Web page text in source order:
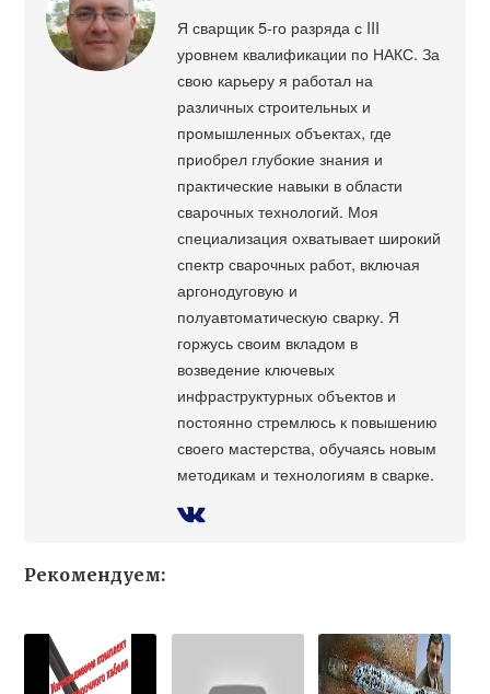
Я сварщик 5-го разряда с III
уровнем квалификации по НАКС. За
свою карьеру я работал на
различных строительных и
промышленных объектах, где
приобрел глубокие знания и
практические навыки в области
сварочных технологий. Моя
специализация охватывает широкий
спектр сварочных работ, включая
аргонодуговую и
полуавтоматическую сварку. Я
горжусь своим вкладом в
возведение ключевых
инфраструктурных объектов и
постоянно стремлюсь к повышению
своего мастерства, обучаясь новым
методикам и технологиям в сварке.
Рекомендуем: